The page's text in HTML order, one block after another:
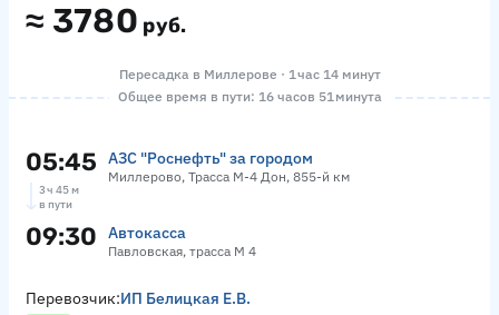
≈ 3780 руб.
Пересадка в Миллерове · 1 час 14 минут
Общее время в пути: 16 часов 51 минута
05:45 АЗС "Роснефть" за городом
Миллерово, Трасса М-4 Дон, 855-й км
3 ч 45 м
в пути
09:30 Автокасса
Павловская, трасса М 4
Перевозчик:ИП Белицкая Е.В.